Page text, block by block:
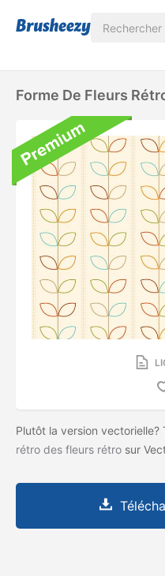
Forme De Fleurs
Plutôt la version vectorielle?
rétro des fleurs rétro sur